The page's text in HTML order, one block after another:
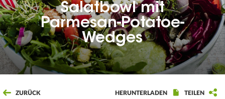
Salatbowl mit
Parmesan-Potatoe-
Wedges
ZURÜCK HERUNTERLADEN TEILEN